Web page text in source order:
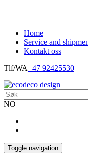
Home
Service and
Kontakt oss
Tlf/WA+47 92425530
NO
Toggle navigation